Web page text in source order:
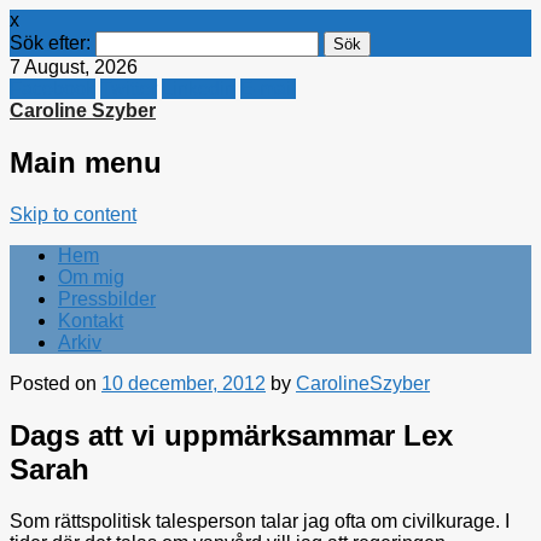
x
Sök efter:
7 August, 2026
Caroline Szyber
Main menu
Skip to content
Hem
Om mig
Pressbilder
Kontakt
Arkiv
Posted on 10 december, 2012 by CarolineSzyber
Dags att vi uppmärksammar Lex
Sarah
Som rättspolitisk talesperson talar jag ofta om civilkurage. I